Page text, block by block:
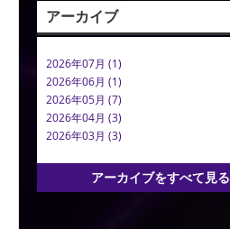
アーカイブ
2026年07月 (1)
2026年06月 (1)
2026年05月 (7)
2026年04月 (3)
2026年03月 (3)
アーカイブをすべて見る